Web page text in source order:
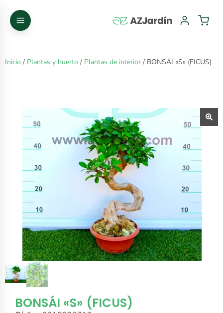
Inicio / Plantas y huerto / Plantas de interior / BONSÁI «S» (FICUS)
BONSÁI «S» (FICUS)